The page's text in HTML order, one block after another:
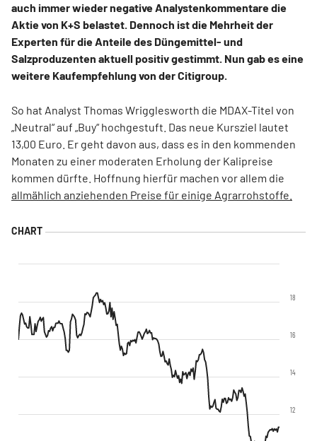
auch immer wieder negative Analystenkommentare die
Aktie von K+S belastet. Dennoch ist die Mehrheit der
Experten für die Anteile des Düngemittel- und
Salzproduzenten aktuell positiv gestimmt. Nun gab es eine
weitere Kaufempfehlung von der Citigroup.
So hat Analyst Thomas Wrigglesworth die MDAX-Titel von
„Neutral“ auf „Buy“ hochgestuft. Das neue Kursziel lautet
13,00 Euro. Er geht davon aus, dass es in den kommenden
Monaten zu einer moderaten Erholung der Kalipreise
kommen dürfte. Hoffnung hierfür machen vor allem die
allmählich anziehenden Preise für einige Agrarrohstoffe.
12
14
16
18